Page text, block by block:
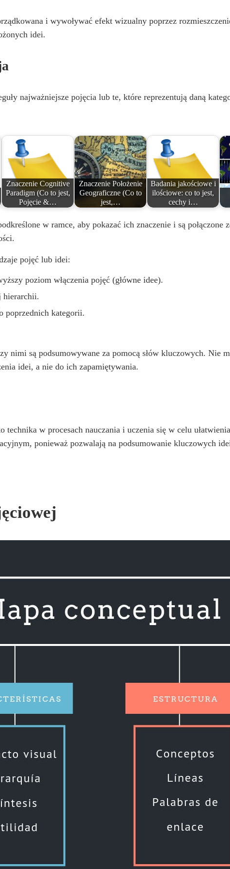
i wywoływać efekt wizualny poprzez
idei.
najważniejsze pojęcia lub te, które reprezentują daną
Znaczenie Cognitive
Paradigm (Co to jest,
Pojęcie &…
Znaczenie Położenie
Geograficzne (Co to
jest,…
Badania jakościowe i
ilościowe: co to jest,
cechy i…
w ramce, aby pokazać ich znaczenie i są
pojęć lub idei:
poziom włączenia pojęć (główne idee).
hierarchii.
poprzednich kategorii.
nimi są podsumowywane za pomocą słów kluczowych. Nie
idei, a nie do ich zapamiętywania.
technika w procesach nauczania i uczenia się w celu
ponieważ pozwalają na podsumowanie kluczowych